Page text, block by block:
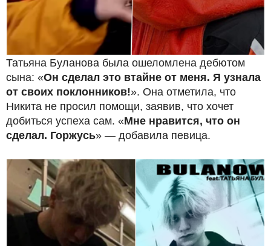
Татьяна Буланова была ошеломлена дебютом
сына: «Он сделал это втайне от меня. Я узнала
от своих поклонников!». Она отметила, что
Никита не просил помощи, заявив, что хочет
добиться успеха сам. «Мне нравится, что он
сделал. Горжусь» — добавила певица.